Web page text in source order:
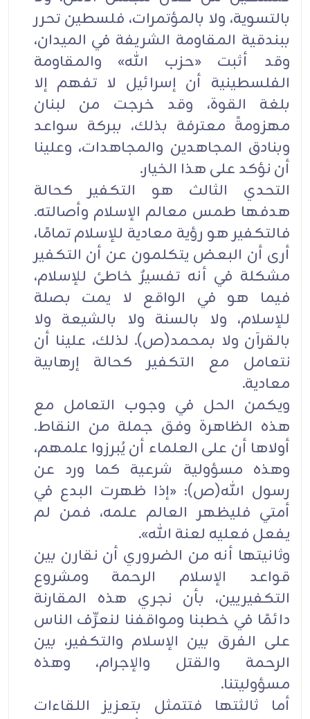
بالتسوية، ولا بالمؤتمرات، فلسطين تحرر
ببندقية المقاومة الشريفة في الميدان،
وقد أثبت «حزب الله» والمقاومة
الفلسطينية أن إسرائيل لا تفهم إلا
بلغة القوة، وقد خرجت من لبنان
مهزومةً معترفة بذلك، ببركة سواعد
وبنادق المجاهدين والمجاهدات، وعلينا
أن نؤكد على هذا الخيار.
التحدي الثالث هو التكفير كحالة
هدفها طمس معالم الإسلام وأصالته.
فالتكفير هو رؤية معادية للإسلام تمامًا،
أرى أن البعض يتكلمون عن أن التكفير
مشكلة في أنه تفسيرٌ خاطئ للإسلام،
فيما هو في الواقع لا يمت بصلة
للإسلام، ولا بالسنة ولا بالشيعة ولا
بالقرآن ولا بمحمد(ص). لذلك، علينا أن
نتعامل مع التكفير كحالة إرهابية
معادية.
ويكمن الحل في وجوب التعامل مع
هذه الظاهرة وفق جملة من النقاط.
أولاها أن على العلماء أن يُبرزوا علمهم،
وهذه مسؤولية شرعية كما ورد عن
رسول الله(ص): «إذا ظهرت البدع في
أمتي فليظهر العالم علمه، فمن لم
يفعل فعليه لعنة الله».
وثانيتها أنه من الضروري أن نقارن بين
قواعد الإسلام الرحمة ومشروع
التكفيريين، بأن نجري هذه المقارنة
دائمًا في خطبنا ومواقفنا لنعرِّف الناس
على الفرق بين الإسلام والتكفير، بين
الرحمة والقتل والإجرام، وهذه
مسؤوليتنا.
أما ثالثتها فتتمثل بتعزيز اللقاءات